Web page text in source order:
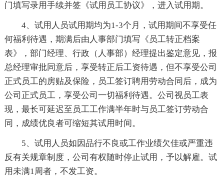
门填写录用手续并签《试用员工协议》，进入试用期。
4、试用人员试用期均为1-3个月，试用期间不享受任
何福利待遇，期满后由人事部门填写《员工转正档案
表》，部门经理、行政（人事部）经理提出鉴定意见，报
总经理审批同意后，享受转正后工资待遇，但不享受公司
正式员工的房贴及保险，员工签订聘用劳动合同后，成为
公司正式员工，享受公司一切福利待遇。公司视员工表
现，最长可延迟至员工工作满半年时与员工签订劳动合
同，成绩优良者可缩短其试用时间。
5、试用人员如因品行不良或工作业绩欠佳或严重违
反有关规章制度，公司有权随时停止试用，予以解雇。试
用未满1周者，不发工资。